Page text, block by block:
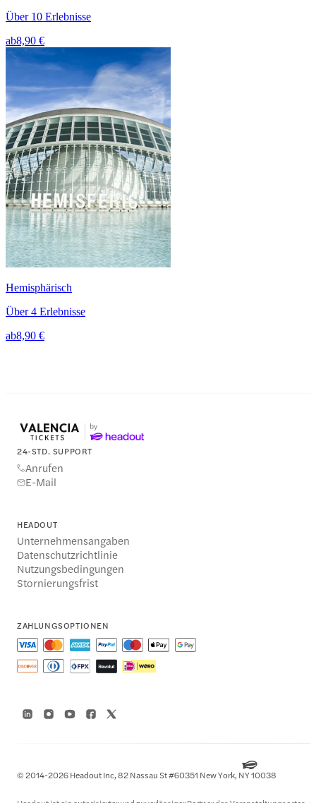
Über 10 Erlebnisse
ab8,90 €
Hemisphärisch
Über 4 Erlebnisse
ab8,90 €
24-STD. SUPPORT
Anrufen
E-Mail
HEADOUT
Unternehmensangaben
Datenschutzrichtlinie
Nutzungsbedingungen
Stornierungsfrist
ZAHLUNGSOPTIONEN
© 2014-2026 Headout Inc, 82 Nassau St #60351 New York, NY 10038